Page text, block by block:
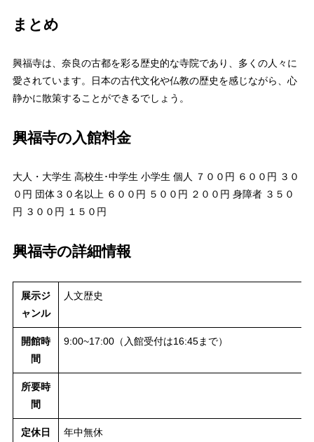
まとめ
興福寺は、奈良の古都を彩る歴史的な寺院であり、多くの人々に
愛されています。日本の古代文化や仏教の歴史を感じながら、心
静かに散策することができるでしょう。
興福寺の入館料金
大人・大学生 高校生･中学生 小学生 個人 ７００円 ６００円 ３０
０円 団体３０名以上 ６００円 ５００円 ２００円 身障者 ３５０
円 ３００円 １５０円
興福寺の詳細情報
展示ジ
ャンル
人文歴史
開館時
間
9:00~17:00（入館受付は16:45まで）
所要時
間
定休日 年中無休